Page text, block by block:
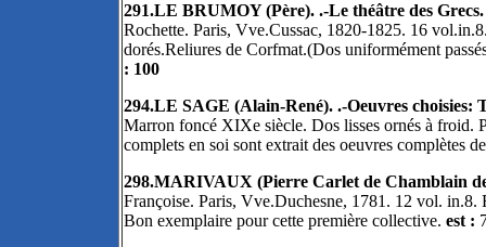
291.LE BRUMOY (Père). .-Le théâtre des
Rochette. Paris, Vve.Cussac, 1820-1825. 16
dorés.Reliures de Corfmat.(Dos uniformément
: 100
294.LE SAGE (Alain-René). .-Oeuvres choisies:
Marron foncé XIXe siècle. Dos lisses ornés à froid.
complets en soi sont extrait des oeuvres complètes
298.MARIVAUX (Pierre Carlet de Chamblain
Françoise. Paris, Vve.Duchesne, 1781. 12 vol.
Bon exemplaire pour cette première collective. est :